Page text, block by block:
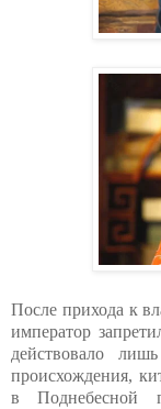
После прихода к
император
действовало
происхождения,
в Поднебесной